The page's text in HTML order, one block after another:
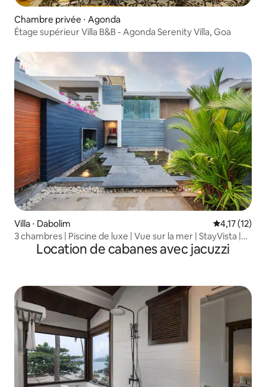
Chambre privée ⋅ Agonda
Étage supérieur Villa B&B - Agonda Serenity Villa, Goa
Villa ⋅ Dabolim Évaluation
4,17 (12)
3 chambres | Piscine de luxe | Vue sur la mer | StayVista |
IsleView@Dabolim
Location de cabanes avec jacuzzi